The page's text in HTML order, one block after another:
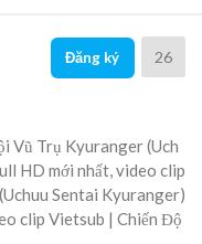
Đăng ký 26
Vũ Trụ Kyuranger (Uch
HD mới nhất, video clip
Sentai Kyuranger)
clip Vietsub | Chiến Độ